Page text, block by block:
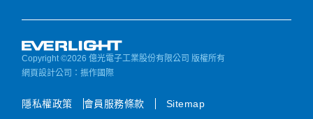
e
Copyright ©2026 億光電子工業股份有限公司 版權所有
網頁設計公司 ：振作國際
隱私權政策 會員服務條款 Sitemap